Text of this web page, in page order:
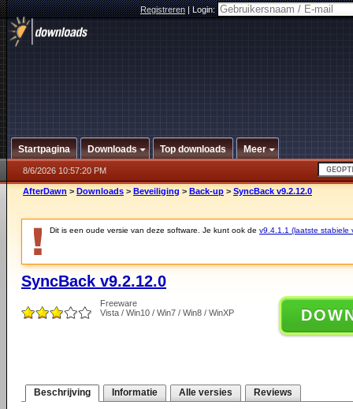
Registreren|Login:
Startpagina Downloads Top downloads Meer
8/6/2026 10:57:20 PM
AfterDawn > Downloads > Beveiliging > Back-up > SyncBack v9.2.12.0
Dit is een oude versie van deze software. Je kunt ook de v9.4.1.1 (laatste stabiele
SyncBack v9.2.12.0
Freeware
Vista / Win10 / Win7 / Win8 / WinXP
Beschrijving Informatie Alle versies Reviews